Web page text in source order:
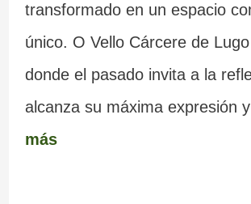
transformado en un espacio
único. O Vello Cárcere de
donde el pasado invita a la
alcanza su máxima expresión
más